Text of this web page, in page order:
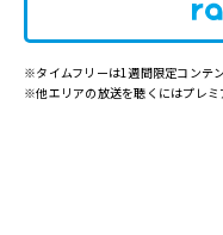
※タイムフリーは1週間限定コンテン
※他エリアの放送を聴くにはプレミ